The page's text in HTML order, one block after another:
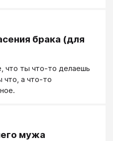
брака (для
что ты что-то делаешь
что, а что-то
мужа